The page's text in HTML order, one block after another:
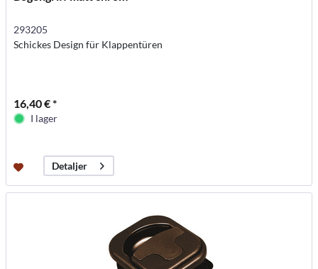
293205
Schickes Design für Klappentüren
16,40 € *
I lager
Detaljer